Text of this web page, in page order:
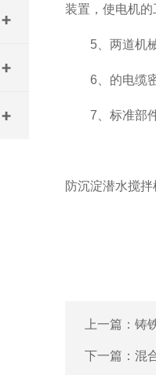
装置，使电机
5、两道机械
6、的电缆密
7、标准部件
防沉淀潜水搅
上一篇： 铸
下一篇： 混